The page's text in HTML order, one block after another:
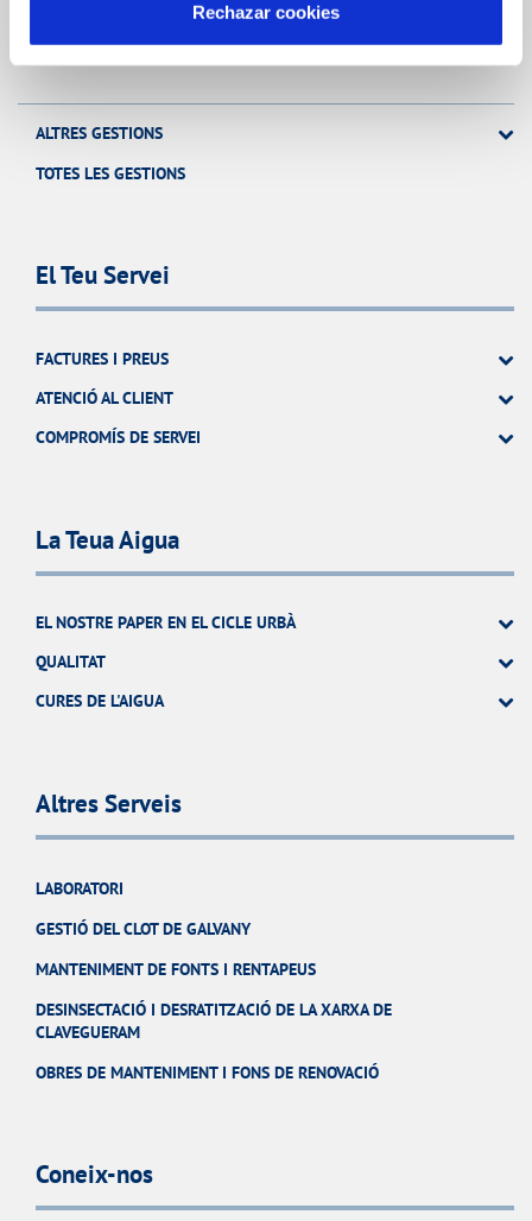
Rechazar cookies
MODIFICACIÓ DE DADES
ALTRES GESTIONS
TOTES LES GESTIONS
El Teu Servei
FACTURES I PREUS
ATENCIÓ AL CLIENT
COMPROMÍS DE SERVEI
La Teua Aigua
EL NOSTRE PAPER EN EL CICLE URBÀ
QUALITAT
CURES DE L'AIGUA
Altres Serveis
LABORATORI
GESTIÓ DEL CLOT DE GALVANY
MANTENIMENT DE FONTS I RENTAPEUS
DESINSECTACIÓ I DESRATITZACIÓ DE LA XARXA DE
CLAVEGUERAM
OBRES DE MANTENIMENT I FONS DE RENOVACIÓ
Coneix-nos